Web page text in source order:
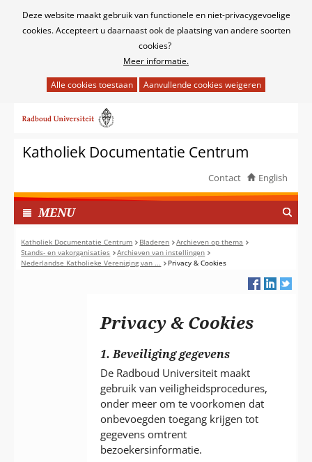
Cookies
Deze website maakt gebruik van functionele en niet-privacygevoelige
cookies. Accepteert u daarnaast ook de plaatsing van andere soorten
cookies?
Meer informatie.
het
van
cookies
deze
website
worden
toegestaan
of
geweigerd.
naar
inhoudKatholiek Documentatie Centrum
Contact English
MENUI
N
G
E
K
Katholiek Documentatie Centrum Bladeren
Archieven op thema
Stands- en vakorganisaties
Archieven van instellingen
Nederlandse Katholieke Vereniging van ...
Privacy & Cookies
Privacy & Cookies
1. Beveiliging gegevens
De Radboud Universiteit maakt
gebruik van veiligheidsprocedures,
onder meer om te voorkomen dat
onbevoegden toegang krijgen tot
gegevens omtrent
bezoekersinformatie.